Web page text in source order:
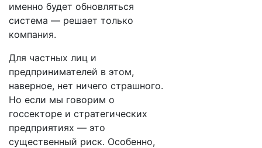
именно будет обновляться
система — решает только
компания.
Для частных лиц и
предпринимателей в этом,
наверное, нет ничего страшного.
Но если мы говорим о
госсекторе и стратегических
предприятиях — это
существенный риск. Особенно,